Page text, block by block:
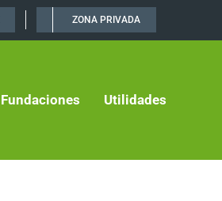
ZONA PRIVADA
Fundaciones Utilidades